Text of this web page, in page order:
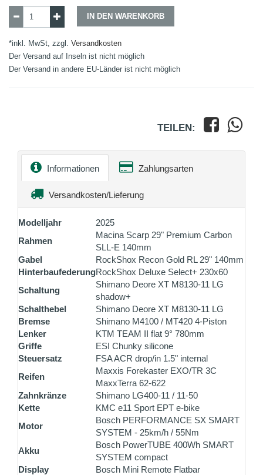
IN DEN WARENKORB
*inkl. MwSt, zzgl. Versandkosten
Der Versand auf Inseln ist nicht möglich
Der Versand in andere EU-Länder ist nicht möglich
TEILEN:
Informationen Zahlungsarten
Versandkosten/Lieferung
Modelljahr
2025
Rahmen
Macina Scarp 29" Premium Carbon
SLL-E 140mm
Gabel
RockShox Recon Gold RL 29" 140mm
HinterbaufederungRockShox Deluxe Select+ 230x60
Schaltung
Shimano Deore XT M8130-11 LG
shadow+
Schalthebel
Shimano Deore XT M8130-11 LG
Bremse
Shimano M4100 / MT420 4-Piston
Lenker
KTM TEAM II flat 9° 780mm
Griffe
ESI Chunky silicone
Steuersatz
FSA ACR drop/in 1.5" internal
Reifen
Maxxis Forekaster EXO/TR 3C
MaxxTerra 62-622
Zahnkränze
Shimano LG400-11 / 11-50
Kette
KMC e11 Sport EPT e-bike
Motor
Bosch PERFORMANCE SX SMART
SYSTEM - 25km/h / 55Nm
Akku
Bosch PowerTUBE 400Wh SMART
SYSTEM compact
Display
Bosch Mini Remote Flatbar